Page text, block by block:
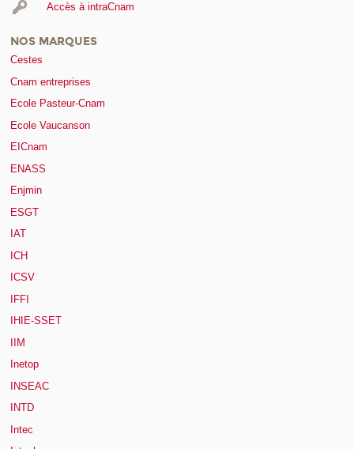
Accès à intraCnam
NOS MARQUES
Cestes
Cnam entreprises
Ecole Pasteur-Cnam
Ecole Vaucanson
EICnam
ENASS
Enjmin
ESGT
IAT
ICH
ICSV
IFFI
IHIE-SSET
IIM
Inetop
INSEAC
INTD
Intec